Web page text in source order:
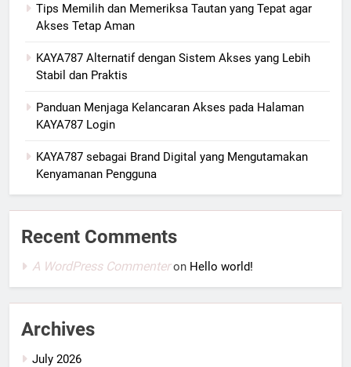
Tips Memilih dan Memeriksa Tautan yang Tepat agar
Akses Tetap Aman
KAYA787 Alternatif dengan Sistem Akses yang Lebih
Stabil dan Praktis
Panduan Menjaga Kelancaran Akses pada Halaman
KAYA787 Login
KAYA787 sebagai Brand Digital yang Mengutamakan
Kenyamanan Pengguna
Recent Comments
A WordPress Commenteron Hello world!
Archives
July 2026